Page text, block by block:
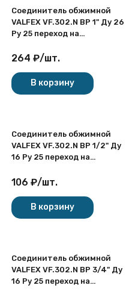
Соединитель обжимной
VALFEX VF.302.N ВР 1" Ду 26
Ру 25 переход на
никелированный латунный
264 ₽/шт.
В корзину
Соединитель обжимной
VALFEX VF.302.N ВР 1/2" Ду
16 Ру 25 переход на
никелированный латунный
106 ₽/шт.
В корзину
Соединитель обжимной
VALFEX VF.302.N ВР 3/4" Ду
16 Ру 25 переход на